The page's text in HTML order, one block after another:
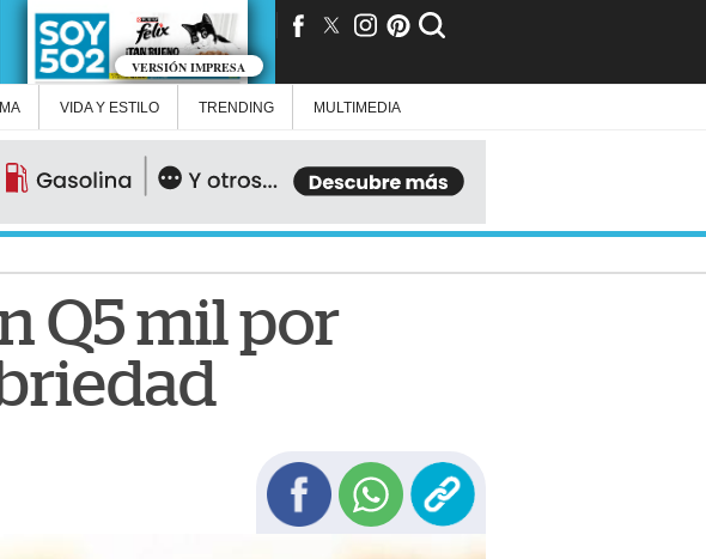
VERSIÓN IMPRESA
VIDA Y ESTILO TRENDING MULTIMEDIA
Q5 mil por